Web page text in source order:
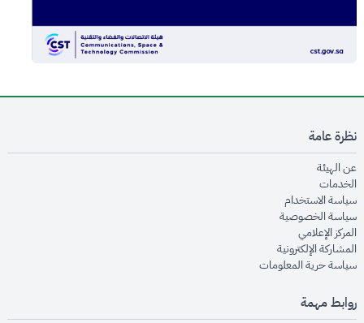
نظرة عامة
عن الهيئةopens in new window
الخدماتopens in new window
سياسة الاستخدام
سياسة الخصوصيةopens in new window
المركز الإعلاميopens in new window
المشاركة الإلكترونيةopens in new window
سياسة حرية المعلوماتopens in new window
روابط مهمة